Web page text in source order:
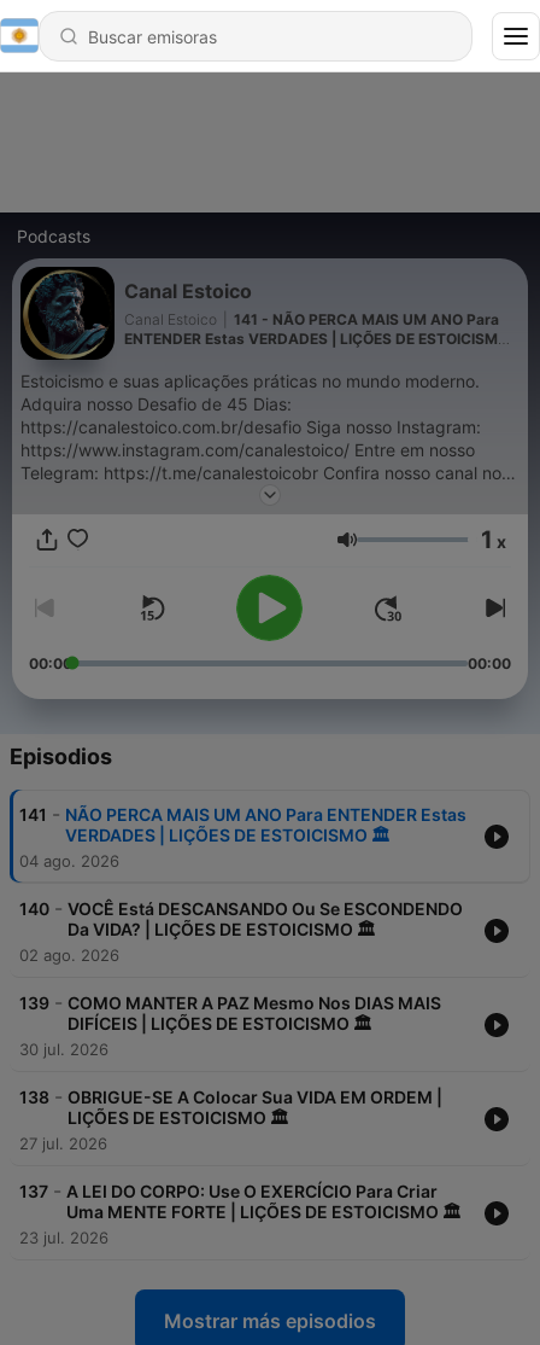
Podcasts
Canal Estoico
Canal Estoico
141 - NÃO PERCA MAIS UM ANO Para
ENTENDER Estas VERDADES | LIÇÕES DE ESTOICISMO
Estoicismo e suas aplicações práticas no mundo moderno.
Adquira nosso Desafio de 45 Dias:
⁠⁠⁠⁠⁠⁠https://canalestoico.com.br/desafio Siga nosso Instagram:
https://www.instagram.com/canalestoico/ Entre em nosso
Telegram: https://t.me/canalestoicobr Confira nosso canal no
YouTube: ⁠⁠⁠⁠⁠⁠@canalestoico⁠⁠⁠⁠⁠ Livros Indicados: ⁠⁠⁠⁠⁠⁠
⁠⁠⁠canalestoicobr@gmail.com⁠⁠
Volumen 1 x
00:00 00:00
Episodios
141 - NÃO PERCA MAIS UM ANO Para ENTENDER Estas
VERDADES | LIÇÕES DE ESTOICISMO 🏛
04 ago. 2026
140 - VOCÊ Está DESCANSANDO Ou Se ESCONDENDO
Da VIDA? | LIÇÕES DE ESTOICISMO 🏛
02 ago. 2026
139 - COMO MANTER A PAZ Mesmo Nos DIAS MAIS
DIFÍCEIS | LIÇÕES DE ESTOICISMO 🏛
30 jul. 2026
138 - OBRIGUE-SE A Colocar Sua VIDA EM ORDEM |
LIÇÕES DE ESTOICISMO 🏛
27 jul. 2026
137 - A LEI DO CORPO: Use O EXERCÍCIO Para Criar
Uma MENTE FORTE | LIÇÕES DE ESTOICISMO 🏛
23 jul. 2026
Mostrar más episodios